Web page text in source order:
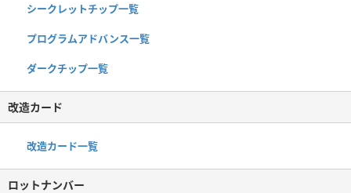
シークレットチップ一覧
プログラムアドバンス一覧
ダークチップ一覧
改造カード
改造カード一覧
ロットナンバー